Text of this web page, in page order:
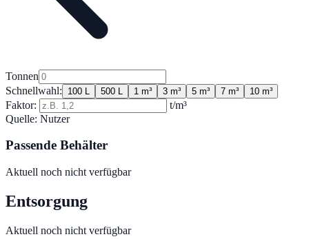
Tonnen
Schnellwahl:
100 L 500 L 1 m³ 3 m³ 5 m³ 7 m³ 10 m³
Faktor:
t/m³
Quelle: Nutzer
Passende Behälter
Aktuell noch nicht verfügbar
Entsorgung
Aktuell noch nicht verfügbar